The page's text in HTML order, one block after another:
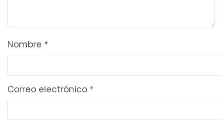
Nombre *
Correo electrónico *